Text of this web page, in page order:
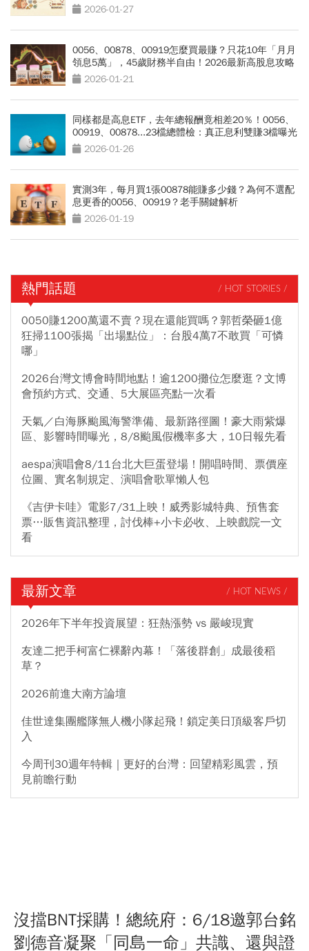
2026-01-27
0056、00878、00919怎麼買最賺？只花10年「月月
領息5萬」，45歲財務半自由！2026最新高股息攻略
2026-01-21
同樣都是高息ETF，去年總報酬竟相差20％！0056、
00919、00878...23檔總體檢：真正息利雙賺3檔曝光
2026-01-26
實測3年，每月買1張00878能賺多少錢？為何不選配
息更香的0056、00919？老手關鍵解析
2026-01-19
熱門話題 / HOT STORIES /
0050賺1200萬還不賣？現在還能買嗎？郭哲榮砸1億
狂掃1100張揭「出場點位」：台股4萬7不敢買「可憐
哪」
2026台灣文博會時間地點！逾1200攤位怎麼逛？文博
會預約方式、交通、5大展區亮點一次看
天氣／白海豚颱風海警準備、最新路徑圖！豪大雨紫爆
區、影響時間曝光，8/8颱風假機率多大，10日報先看
aespa演唱會8/11台北大巨蛋登場！開唱時間、票價座
位圖、實名制規定、演唱會歌單懶人包
《吉伊卡哇》電影7/31上映！威秀影城特典、預售套
票…販售資訊整理，討伐棒+小卡必收、上映戲院一文
看
最新文章 / HOT NEWS /
2026年下半年投資展望：狂熱漲勢 vs 嚴峻現實
友達二把手柯富仁裸辭內幕！「落後群創」成最後稻
草？
2026前進大南方論壇
佳世達集團艦隊無人機小隊起飛！鎖定美日頂級客戶切
入
今周刊30週年特輯｜更好的台灣：回望精彩風雲，預
見前瞻行動
沒擋BNT採購！總統府：6/18邀郭台銘
劉德音凝聚「同島一命」共識、還與證